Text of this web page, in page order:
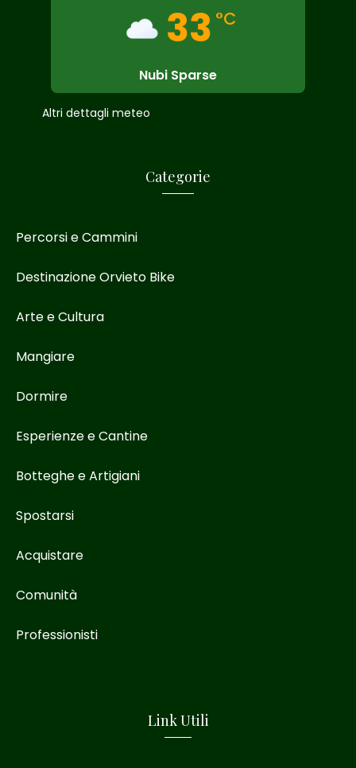
33 °C
Nubi Sparse
Altri dettagli meteo
Categorie
Percorsi e Cammini
Destinazione Orvieto Bike
Arte e Cultura
Mangiare
Dormire
Esperienze e Cantine
Botteghe e Artigiani
Spostarsi
Acquistare
Comunità
Professionisti
Link Utili